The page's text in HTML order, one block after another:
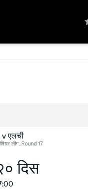
एलची
लीग, Round 17
दिस